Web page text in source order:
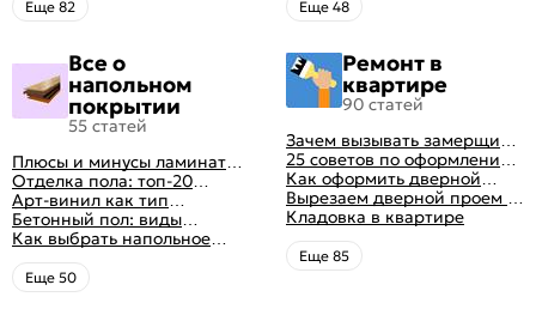
инструкция и полезные
советы
квартире
Eще 82
+ 50 фото
Eще 48
Все о
напольном
покрытии
55 статей
Плюсы и минусы ламината:
как выбрать качественное
напольное покрытие
Отделка пола: топ-20
вариантов напольных
покрытий
Арт-винил как тип
напольного покрытия
Бетонный пол: виды
конструкций и технология
заливки
Как выбрать напольное
покрытие: плюсы и минусы
всех вариантов на
современном рынке
Eще 50
Ремонт в
квартире
90 статей
Зачем вызывать замерщика
для установки дверей
25 советов по оформлению
дверного проема без двери
+ 50 фото
Как оформить дверной
проем без двери
Вырезаем дверной проем в
различных материалах
стены
Кладовка в квартире
Eще 85